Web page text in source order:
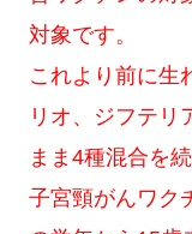
対象です。
これより前に生
リオ、ジフテリ
まま4種混合を続
子宮頸がんワク